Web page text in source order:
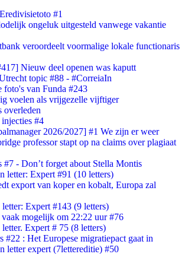
#1
ongeluk uitgesteld vanwege vakantie
veroordeelt voormalige lokale functionaris
Nieuw deel openen was kaputt
topic #88 - #CorreiaIn
foto's van Funda #243
voelen als vrijgezelle vijftiger
overleden
#4
2026/2027] #1 We zijn er weer
professor stapt op na claims over plagiaat
#7 - Don’t forget about Stella Montis
letter: Expert #91 (10 letters)
export van koper en kobalt, Europa zal
letter: Expert #143 (9 letters)
vaak mogelijk om 22:22 uur #76
letter. Expert # 75 (8 letters)
#22 : Het Europese migratiepact gaat in
letter expert (7lettereditie) #50